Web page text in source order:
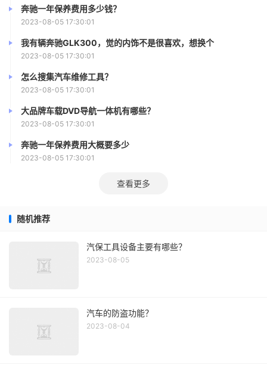
目前的价格大约在2万元左右。
7. 雪铁龙爱丽舍08年车值多少钱
事故，手续没有问题，车子没有泡过水的情况下应该在两万
五六左右，具体看实际车况。
8. 雪铁龙爱丽舍08年自动几速
08年爱丽舍，跑了6万公里了，一般来说车子的车况还
9. 雪铁龙爱丽舍08年大灯咋调
雪铁龙爱丽舍大灯的使用方法：
1、行车灯也叫做示宽灯，它的作用是使车辆的四个角
2、在会车时，如果我们使用远光灯，对方驾驶员将由
奔驰一年保养费用多少钱？
2023-08-05 17:30:01
我有辆奔驰GLK300，觉的内饰不是很喜欢，想换个
2023-08-05 17:30:01
怎么搜集汽车维修工具？
2023-08-05 17:30:01
大品牌车载DVD导航一体机有哪些？
2023-08-05 17:30:01
奔驰一年保养费用大概要多少
2023-08-05 17:30:01
查看更多
随机推荐
汽保工具设备主要有哪些？
2023-08-05
汽车的防盗功能？
2023-08-04